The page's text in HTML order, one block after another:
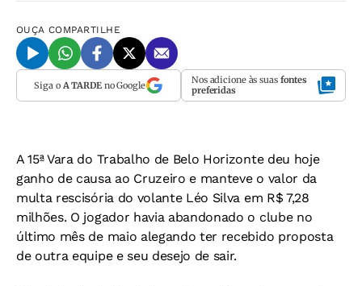
OUÇA COMPARTILHE
Siga o A TARDEno Google Nos adicione às suas fontes
preferidas
A 15ª Vara do Trabalho de Belo Horizonte deu hoje
ganho de causa ao Cruzeiro e manteve o valor da
multa rescisória do volante Léo Silva em R$ 7,28
milhões. O jogador havia abandonado o clube no
último mês de maio alegando ter recebido proposta
de outra equipe e seu desejo de sair.